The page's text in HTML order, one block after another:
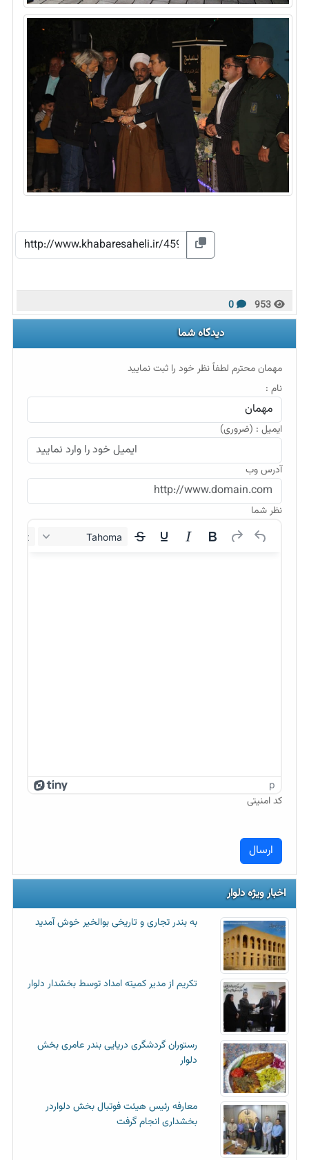
دیدگاه شما
مهمان محترم لطفاً نظر خود را ثبت نمایید
نام :
ایمیل : (ضروری)
آدرس وب
نظر شما
Tahoma
12px
p
کد امنیتی
اخبار ویژه دلوار
به بندر تجاری و تاریخی بوالخیر خوش آمدید
تکریم از مدیر کمیته امداد توسط بخشدار دلوار
رستوران گردشگری دریایی بندر عامری بخش
دلوار
معارفه رئیس هیئت فوتبال بخش دلواردر
بخشداری انجام گرفت